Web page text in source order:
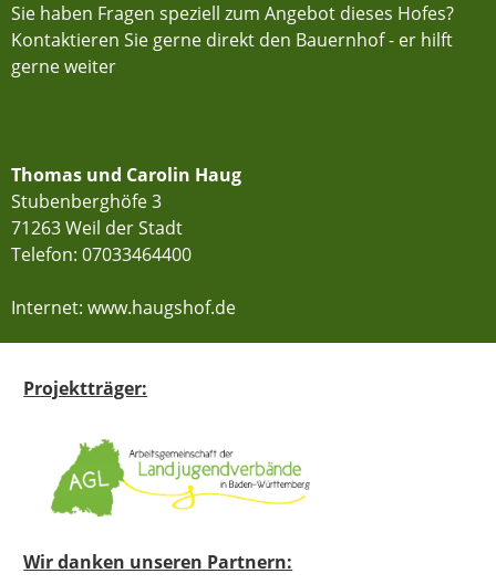
Sie haben Fragen speziell zum Angebot dieses Hofes?
Kontaktieren Sie gerne direkt den Bauernhof - er hilft
gerne weiter
Thomas und Carolin Haug
Stubenberghöfe 3
71263 Weil der Stadt
Telefon: 07033464400
Internet: www.haugshof.de
Projektträger:
Wir danken unseren Partnern: